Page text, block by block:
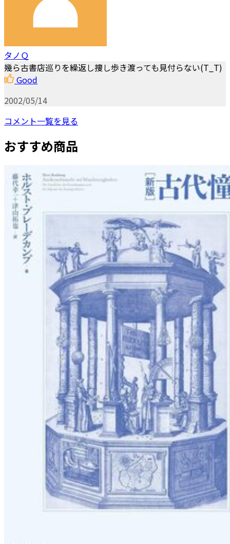
タノＱ
幾ら古書店巡りを繰返し捜し歩き渡っても見付らない(T_T)
Good
2002/05/14
コメント一覧を見る
おすすめ商品